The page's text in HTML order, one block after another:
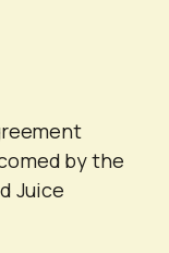
by the
Juice